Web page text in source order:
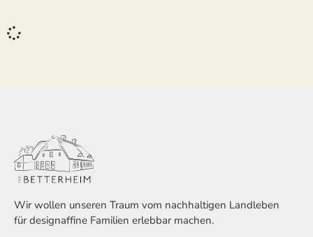
Wir wollen unseren Traum vom nachhaltigen Landleben
für designaffine Familien erlebbar machen.